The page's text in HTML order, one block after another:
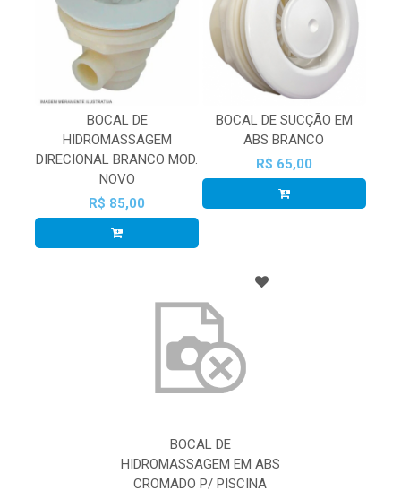
BOCAL DE
HIDROMASSAGEM
DIRECIONAL BRANCO MOD.
NOVO
R$ 85,00
BOCAL DE SUCÇÃO EM
ABS BRANCO
R$ 65,00
BOCAL DE
HIDROMASSAGEM EM ABS
CROMADO P/ PISCINA